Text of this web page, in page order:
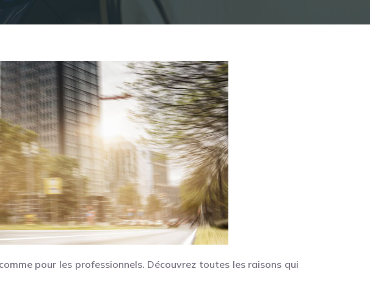
pour les professionnels. Découvrez toutes les raisons qui